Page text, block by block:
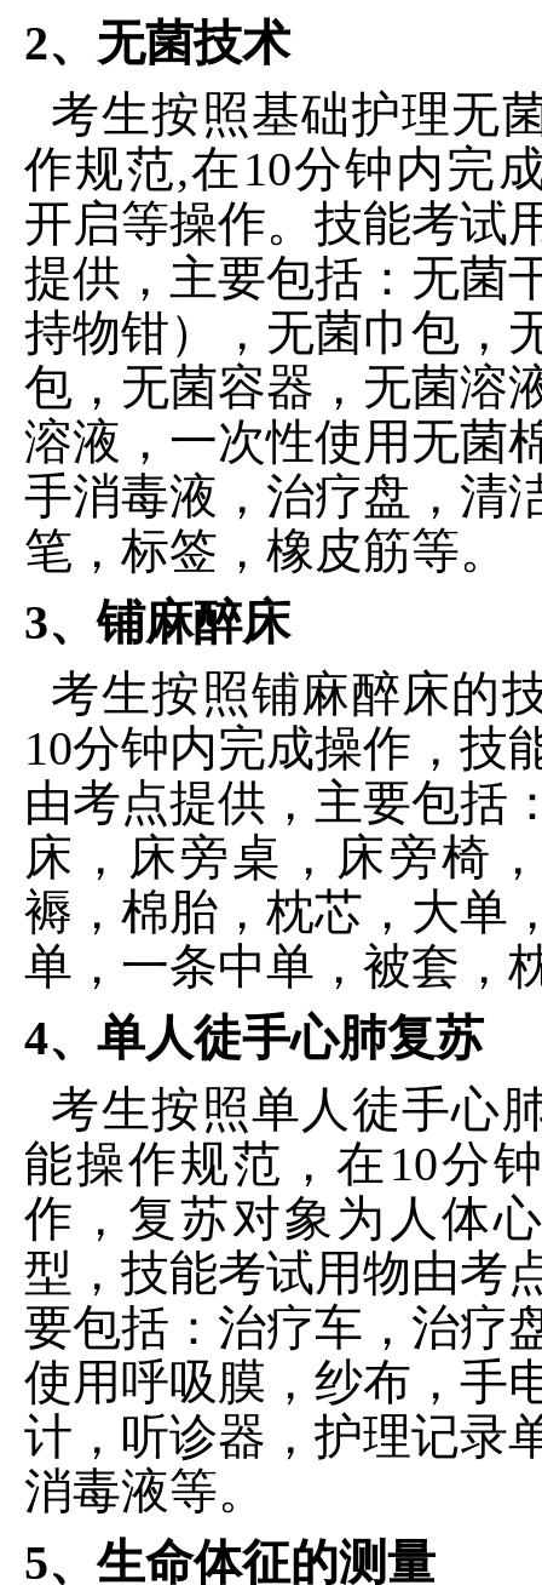
2、无菌技术
考生按照基础护理无
作规范,在10分钟内完
开启等操作。技能考试
提供，主要包括：无菌
持物钳），无菌巾包，
包，无菌容器，无菌溶
溶液，一次性使用无菌
手消毒液，治疗盘，清
笔，标签，橡皮筋等。
3、铺麻醉床
考生按照铺麻醉床的
10分钟内完成操作，技
由考点提供，主要包括
床，床旁桌，床旁椅
褥，棉胎，枕芯，大单
单，一条中单，被套，
4、单人徒手心肺复苏
考生按照单人徒手心
能操作规范，在10分
作，复苏对象为人体
型，技能考试用物由考
要包括：治疗车，治疗
使用呼吸膜，纱布，手
计，听诊器，护理记录
消毒液等。
5、生命体征的测量